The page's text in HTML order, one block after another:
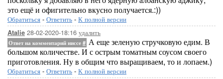
это ещё и офигительно вкусно получается.:))
Обратиться - Ответить - К полной версии
Atalie 28-02-2020-18:16 удалить
Ответ на комментарий ниссе # А еще зеленую стручковую едим. В
большом количестве. И с острым томатным соусом своего
приготовления. Ну в общим что выращиваем, то и лопаем.)
Обратиться - Ответить - К полной версии